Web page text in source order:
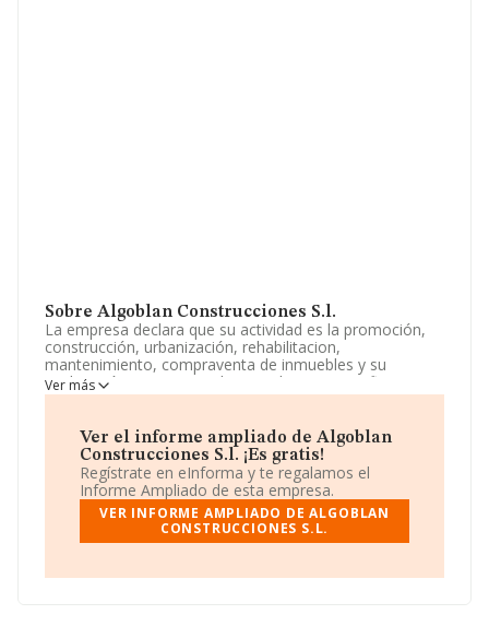
Sobre Algoblan Construcciones S.l.
La empresa declara que su actividad es la promoción,
construcción, urbanización, rehabilitacion,
mantenimiento, compraventa de inmuebles y su
explotación en regimen de arrendamiento no financiero
y otros. La sociedad está registrada como Sociedad
código 4101. No realiza actividad de importación y/o
exportación.
La sociedadAlgoblan Construcciones S.L
B82996745, se encuentra en Calle Claudio Coello núm.
40 2 D, (28001), en el municipio de Madrid, Madrid.
sobre 188.948 compañías, la facturación en el ámbito
Ver más
Ver el informe ampliado de Algoblan
Construcciones S.l. ¡Es gratis!
Regístrate en eInforma y te regalamos el
Informe Ampliado de esta empresa.
VER INFORME AMPLIADO DE ALGOBLAN
CONSTRUCCIONES S.L.